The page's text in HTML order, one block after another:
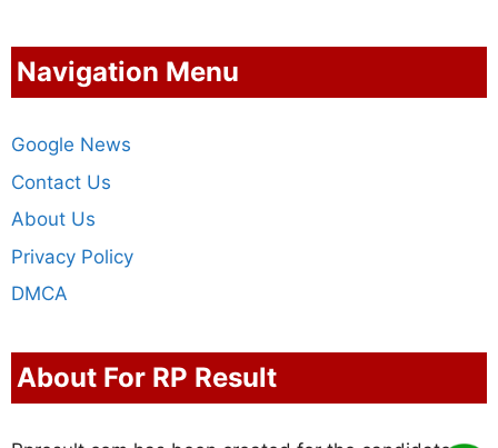
Navigation Menu
Google News
Contact Us
About Us
Privacy Policy
DMCA
About For RP Result